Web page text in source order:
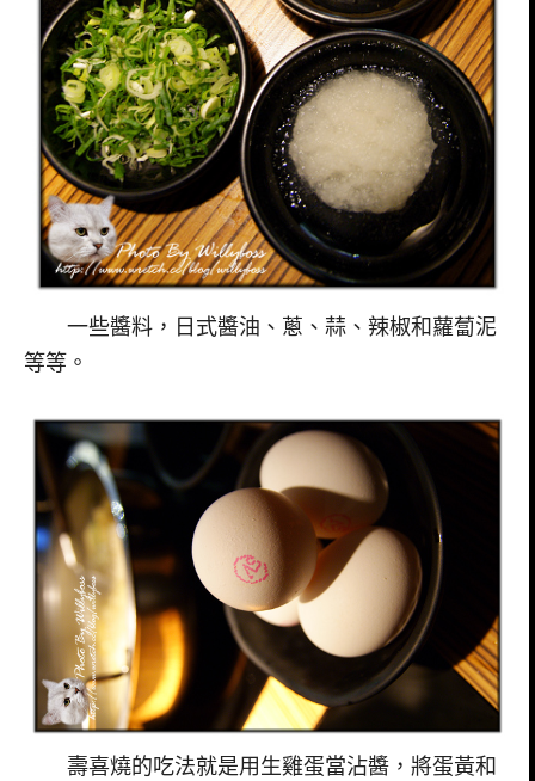
一些醬料，日式醬油、蔥、蒜、辣椒和蘿蔔泥
等等。
壽喜燒的吃法就是用生雞蛋當沾醬，將蛋黃和